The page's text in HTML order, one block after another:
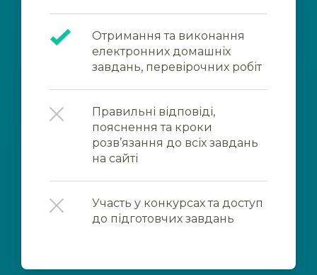
Отримання та виконання
електронних домашніх
завдань, перевірочних робіт
Правильні відповіді,
пояснення та кроки
розв’язання до всіх завдань
на сайті
Участь у конкурсах та доступ
до підготовчих завдань